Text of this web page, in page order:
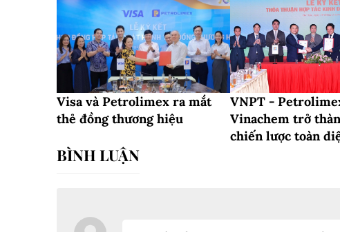
Visa và Petrolimex ra mắt
thẻ đồng thương hiệu
VNPT -
Vinachem trở
chiến lược toàn